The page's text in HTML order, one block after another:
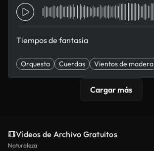
Tiempos de fantasía
Orquesta Cuerdas Vientos de madera
Cargar más
Vídeos de Archivo Gratuitos
Naturaleza